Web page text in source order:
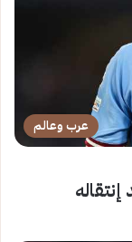
عرب وعالم